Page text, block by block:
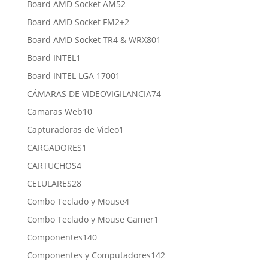
Board AMD Socket AM522
productos
Board AMD Socket FM2+22
productos
Board AMD Socket TR4 & WRX801
Board INTEL1
producto
Board INTEL LGA 17001
producto
CÁMARAS DE VIDEOVIGILANCIA7474
Camaras Web1010
productos
Capturadoras de Video1
CARGADORES1
CARTUCHOS44
productos
CELULARES2828
productos
Combo Teclado y Mouse44
productos
Combo Teclado y Mouse Gamer1
Componentes140140
productos
Componentes y Computadores142142